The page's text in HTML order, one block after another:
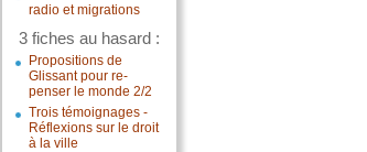
radio et migrations
3 fiches au hasard :
Propositions de
Glissant pour re-
penser le monde 2/2
Trois témoignages -
Réflexions sur le droit
à la ville